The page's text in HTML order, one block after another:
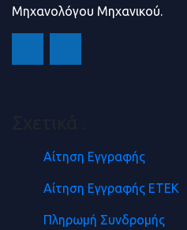
Μηχανολόγου Μηχανικού.
Αίτηση Εγγραφής
Αίτηση Εγγραφής ΕΤΕΚ
Πληρωμή Συνδρομής